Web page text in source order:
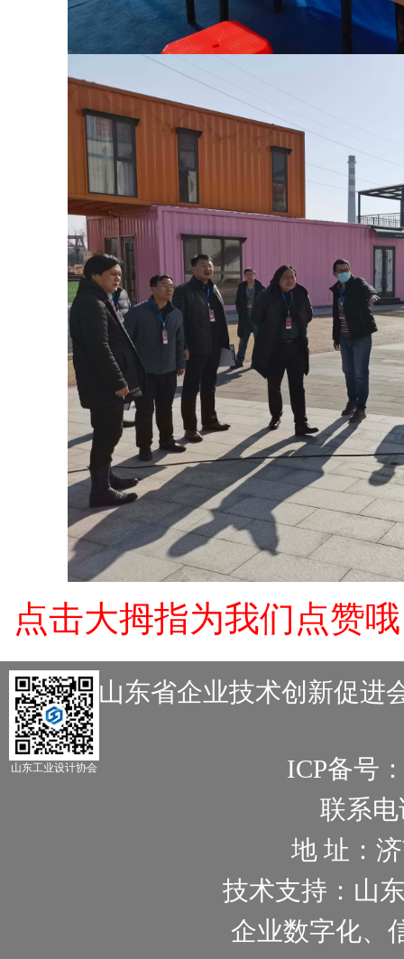
点击大拇指为我们点赞
主办：山东省企业技术创新促进
ICP备号
联系电
地 址：
技术支持：山
企业数字化、
山东工业设计协会